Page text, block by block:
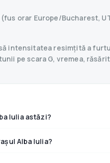
orar Europe/Bucharest,
intensitatea resimțită a
pe scara G, vremea,
Iulia astăzi?
Alba Iulia?